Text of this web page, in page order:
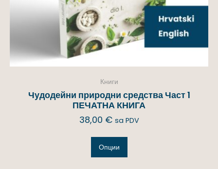
Книги
Чудодейни природни средства Част 1
ПЕЧАТНА КНИГА
38,00 € sa PDV
Опции